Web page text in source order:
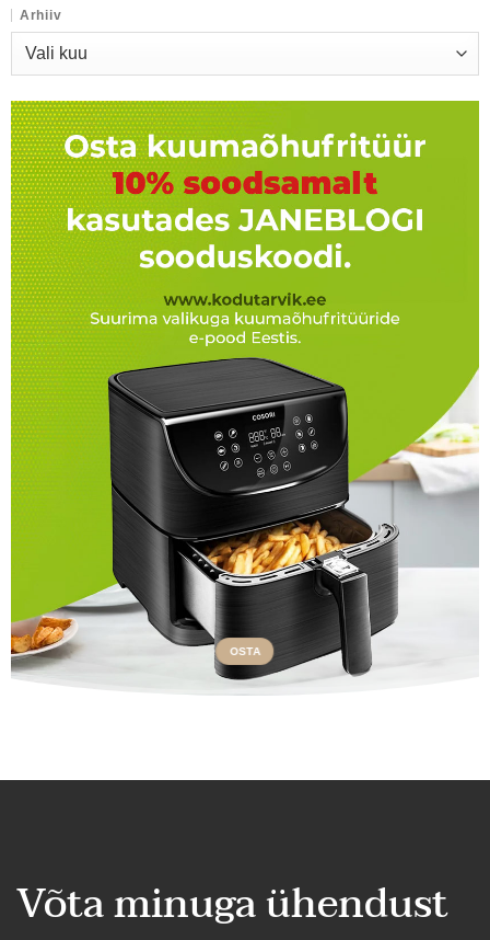
Arhiiv
Arhiiv
OSTA
Võta minuga ühendust